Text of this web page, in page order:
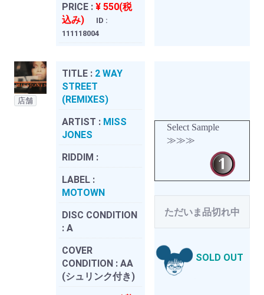
PRICE : ¥ 550(税
込み)
ID :
111118004
店舗
TITLE : 2 WAY
STREET
(REMIXES)
ARTIST : MISS
JONES
RIDDIM :
LABEL :
MOTOWN
DISC CONDITION
: A
COVER
CONDITION : AA
(シュリンク付き)
Select Sample
≫≫≫
ただいま品切れ中
SOLD OUT